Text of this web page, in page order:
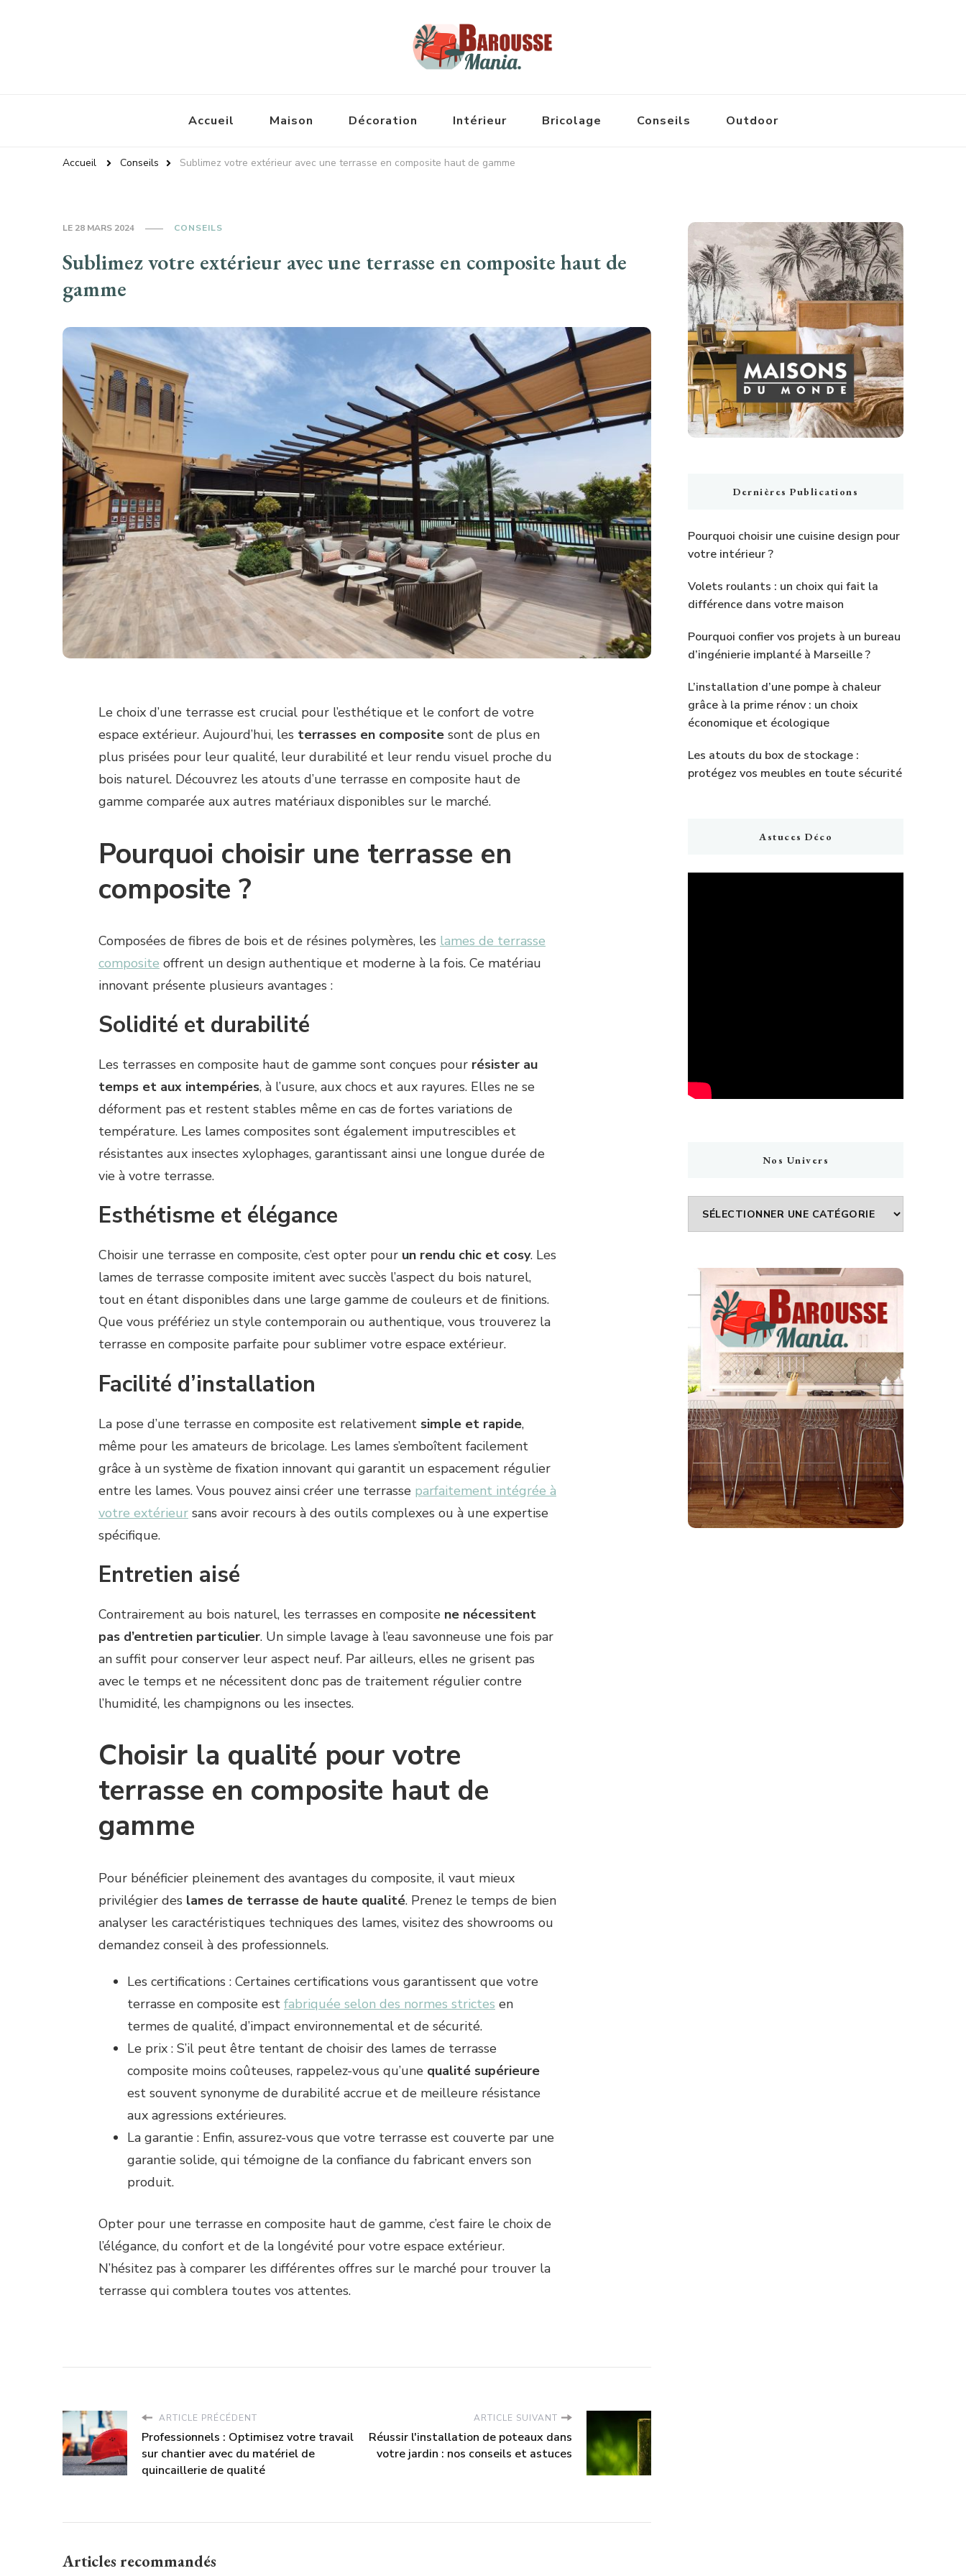
Accueil Maison Décoration Intérieur Bricolage Conseils Outdoor
Accueil Conseils Sublimez votre extérieur avec une terrasse en composite haut de gamme
LE 28 MARS 2024 CONSEILS
Sublimez votre extérieur avec une terrasse en composite haut de
gamme
Le choix d’une terrasse est crucial pour l’esthétique et le confort de votre
espace extérieur. Aujourd’hui, les terrasses en composite sont de plus en
plus prisées pour leur qualité, leur durabilité et leur rendu visuel proche du
bois naturel. Découvrez les atouts d’une terrasse en composite haut de
gamme comparée aux autres matériaux disponibles sur le marché.
Pourquoi choisir une terrasse en
composite ?
Composées de fibres de bois et de résines polymères, les lames de terrasse
composite offrent un design authentique et moderne à la fois. Ce matériau
innovant présente plusieurs avantages :
Solidité et durabilité
Les terrasses en composite haut de gamme sont conçues pour résister au
temps et aux intempéries, à l’usure, aux chocs et aux rayures. Elles ne se
déforment pas et restent stables même en cas de fortes variations de
température. Les lames composites sont également imputrescibles et
résistantes aux insectes xylophages, garantissant ainsi une longue durée de
vie à votre terrasse.
Esthétisme et élégance
Choisir une terrasse en composite, c’est opter pour un rendu chic et cosy. Les
lames de terrasse composite imitent avec succès l’aspect du bois naturel,
tout en étant disponibles dans une large gamme de couleurs et de finitions.
Que vous préfériez un style contemporain ou authentique, vous trouverez la
terrasse en composite parfaite pour sublimer votre espace extérieur.
Facilité d’installation
La pose d’une terrasse en composite est relativement simple et rapide,
même pour les amateurs de bricolage. Les lames s’emboîtent facilement
grâce à un système de fixation innovant qui garantit un espacement régulier
entre les lames. Vous pouvez ainsi créer une terrasse parfaitement intégrée à
votre extérieur sans avoir recours à des outils complexes ou à une expertise
spécifique.
Entretien aisé
Contrairement au bois naturel, les terrasses en composite ne nécessitent
pas d’entretien particulier. Un simple lavage à l’eau savonneuse une fois par
an suffit pour conserver leur aspect neuf. Par ailleurs, elles ne grisent pas
avec le temps et ne nécessitent donc pas de traitement régulier contre
l’humidité, les champignons ou les insectes.
Choisir la qualité pour votre
terrasse en composite haut de
gamme
Pour bénéficier pleinement des avantages du composite, il vaut mieux
privilégier des lames de terrasse de haute qualité. Prenez le temps de bien
analyser les caractéristiques techniques des lames, visitez des showrooms ou
demandez conseil à des professionnels.
Les certifications : Certaines certifications vous garantissent que votre
terrasse en composite est fabriquée selon des normes strictes en
termes de qualité, d’impact environnemental et de sécurité.
Le prix : S’il peut être tentant de choisir des lames de terrasse
composite moins coûteuses, rappelez-vous qu’une qualité supérieure
est souvent synonyme de durabilité accrue et de meilleure résistance
aux agressions extérieures.
La garantie : Enfin, assurez-vous que votre terrasse est couverte par une
garantie solide, qui témoigne de la confiance du fabricant envers son
produit.
Opter pour une terrasse en composite haut de gamme, c’est faire le choix de
l’élégance, du confort et de la longévité pour votre espace extérieur.
N’hésitez pas à comparer les différentes offres sur le marché pour trouver la
terrasse qui comblera toutes vos attentes.
ARTICLE PRÉCÉDENT
Professionnels : Optimisez votre travail
sur chantier avec du matériel de
quincaillerie de qualité
ARTICLE SUIVANT
Réussir l'installation de poteaux dans
votre jardin : nos conseils et astuces
Articles recommandés
Dernières Publications
Pourquoi choisir une cuisine design pour
votre intérieur ?
Volets roulants : un choix qui fait la
différence dans votre maison
Pourquoi confier vos projets à un bureau
d’ingénierie implanté à Marseille ?
L’installation d’une pompe à chaleur
grâce à la prime rénov : un choix
économique et écologique
Les atouts du box de stockage :
protégez vos meubles en toute sécurité
Astuces Déco
Nos Univers
Nos
Univers